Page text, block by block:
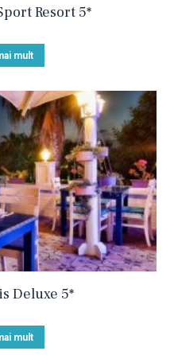
Resort 5*
mult
Deluxe 5*
mult